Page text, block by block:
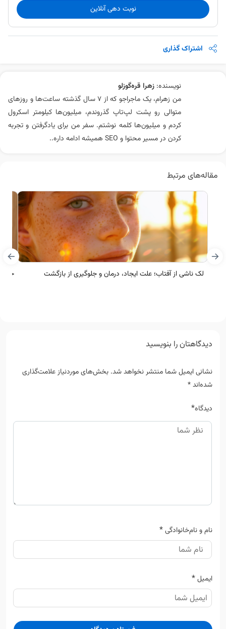
نوبت دهی آنلاین
اشتراک گذاری
نویسنده: زهرا قره‌گوزلو
من زهرام، یک ماجراجو که از 7 سال گذشته ساعت‌ها و روزهای
متوالی رو پشت لپ‌تاپ گذروندم، میلیون‌ها کیلومتر اسکرول
کردم و میلیون‌ها کلمه نوشتم. سفر من برای یادگرفتن و تجربه
کردن در مسیر محتوا و SEO همیشه ادامه داره..
مقاله‌های مرتبط
لک ناشی از آفتاب؛ علت ایجاد، درمان و جلوگیری از بازگشت خط
دیدگاهتان را بنویسید
نشانی ایمیل شما منتشر نخواهد شد. بخش‌های موردنیاز علامت‌گذاری
شده‌اند*
دیدگاه*
نام و نام‌خانوادگی*
ایمیل*